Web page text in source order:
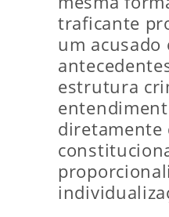
traficante
um acusado
estrutura
diretamente